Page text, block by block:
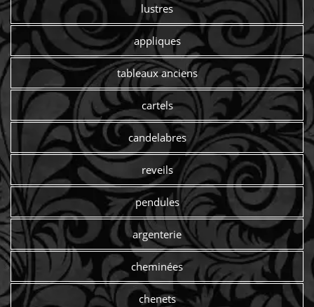
lustres
appliques
tableaux anciens
cartels
candelabres
reveils
pendules
argenterie
cheminées
chenets